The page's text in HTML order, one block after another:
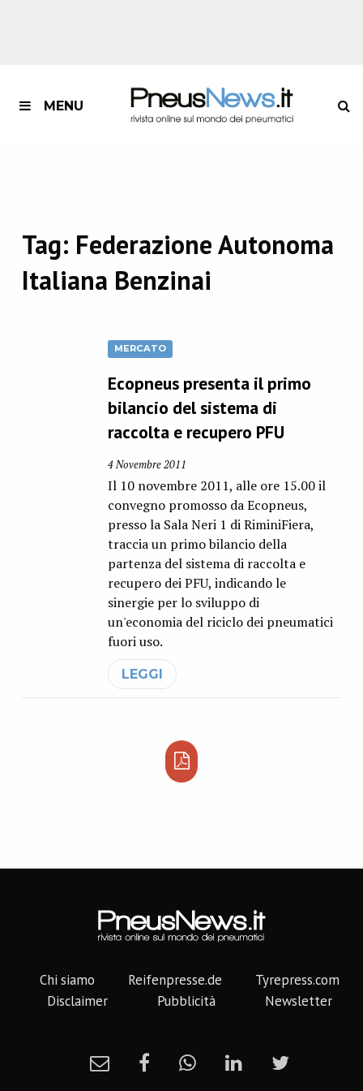
MENU
Tag: Federazione Autonoma
Italiana Benzinai
MERCATO
Ecopneus presenta il primo
bilancio del sistema di
raccolta e recupero PFU
4 Novembre 2011
Il 10 novembre 2011, alle ore 15.00 il
convegno promosso da Ecopneus,
presso la Sala Neri 1 di RiminiFiera,
traccia un primo bilancio della
partenza del sistema di raccolta e
recupero dei PFU, indicando le
sinergie per lo sviluppo di
un'economia del riciclo dei pneumatici
fuori uso.
LEGGI
Chi siamo Reifenpresse.de
Tyrepress.com
Disclaimer
Pubblicità Newsletter